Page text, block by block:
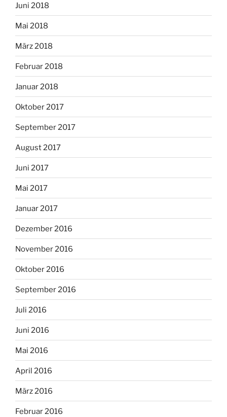
Juni 2018
Mai 2018
März 2018
Februar 2018
Januar 2018
Oktober 2017
September 2017
August 2017
Juni 2017
Mai 2017
Januar 2017
Dezember 2016
November 2016
Oktober 2016
September 2016
Juli 2016
Juni 2016
Mai 2016
April 2016
März 2016
Februar 2016